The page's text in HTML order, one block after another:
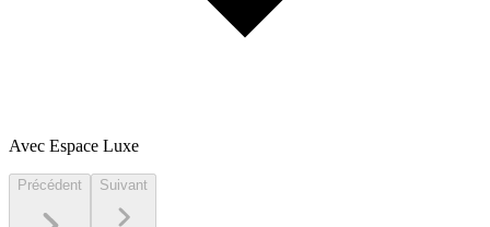
Avec Espace Luxe
Précédent Suivant